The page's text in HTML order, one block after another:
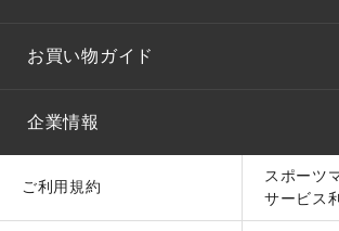
お買い物ガイド
企業情報
ご利用規約
スポーツ
サービス